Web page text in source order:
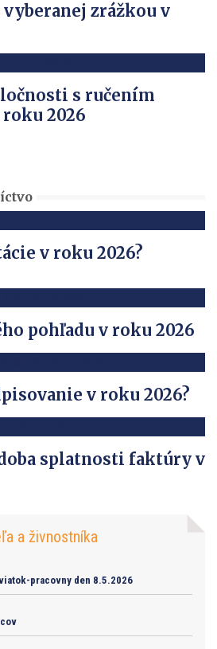
vyberanej zrážkou v
s ručením
2026
v roku 2026?
pohľadu v roku 2026
v roku 2026?
splatnosti faktúry v
a živnostníka
pracovny den 8.5.2026